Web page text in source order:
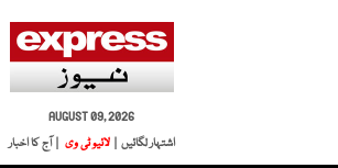
AUGUST 09, 2026
اشتہار لگائیں |
لائیو ٹی وی | آج کا اخبار